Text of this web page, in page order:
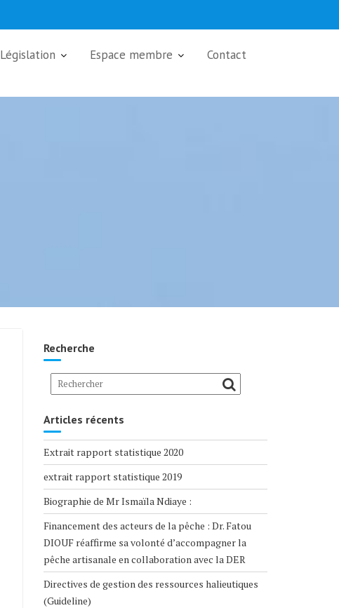
Législation Espace membre Contact
Recherche
Articles récents
Extrait rapport statistique 2020
extrait rapport statistique 2019
Biographie de Mr Ismaïla Ndiaye :
Financement des acteurs de la pêche : Dr. Fatou
DIOUF réaffirme sa volonté d’accompagner la
pêche artisanale en collaboration avec la DER
Directives de gestion des ressources halieutiques
(Guideline)